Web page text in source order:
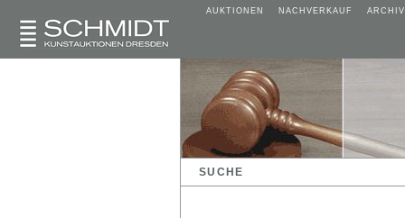
AUKTIONEN NACHVERKAUF ARCHIV
SUCHE